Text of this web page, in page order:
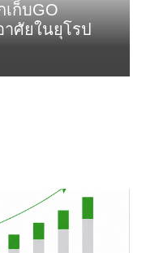
เก็บGO
ศัยในยุโรป